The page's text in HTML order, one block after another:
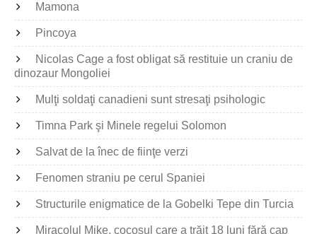
Mamona
Pincoya
Nicolas Cage a fost obligat să restituie un craniu de
dinozaur Mongoliei
Mulţi soldaţi canadieni sunt stresaţi psihologic
Timna Park şi Minele regelui Solomon
Salvat de la înec de fiinţe verzi
Fenomen straniu pe cerul Spaniei
Structurile enigmatice de la Gobelki Tepe din Turcia
Miracolul Mike, cocoşul care a trăit 18 luni fără cap